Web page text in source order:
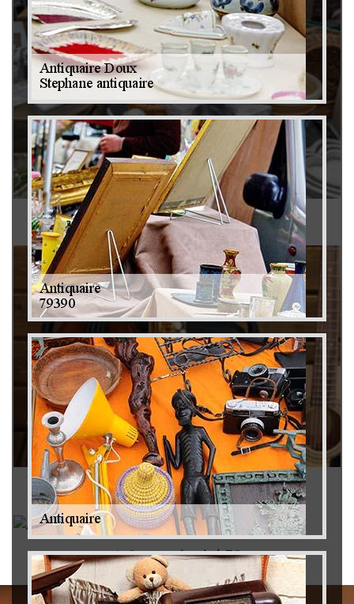
Brocanteur 79
Rachat instrument de musique 79
Achat antiquité 79